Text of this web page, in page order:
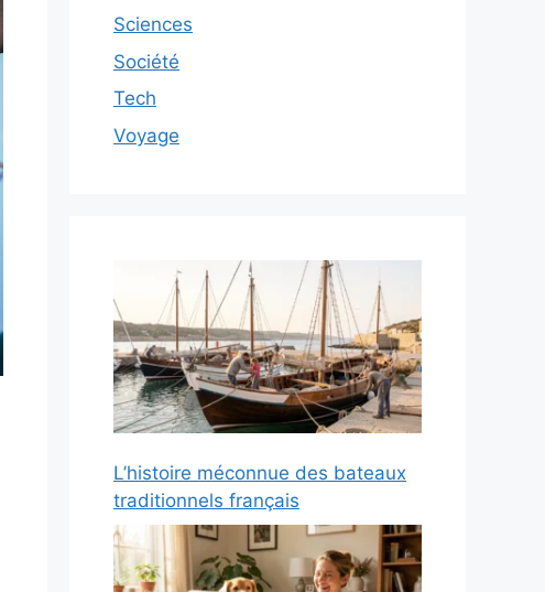
Sciences
Société
Tech
Voyage
L’histoire méconnue des bateaux
traditionnels français